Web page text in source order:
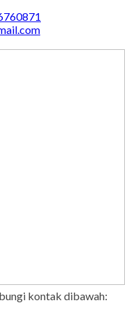
kontak dibawah: